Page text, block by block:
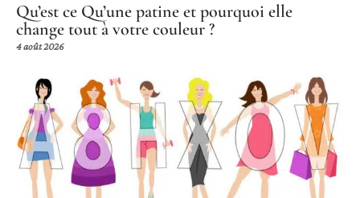
Qu’est ce Qu’une patine et pourquoi elle
change tout à votre couleur ?
4 août 2026